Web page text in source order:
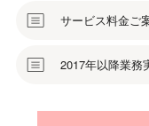
サービス料金ご
2017年以降業務